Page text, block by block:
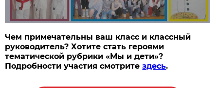
Чем примечательны ваш класс и классный
руководитель? Хотите стать героями
тематической рубрики «Мы и дети»?
Подробности участия смотритездесь.